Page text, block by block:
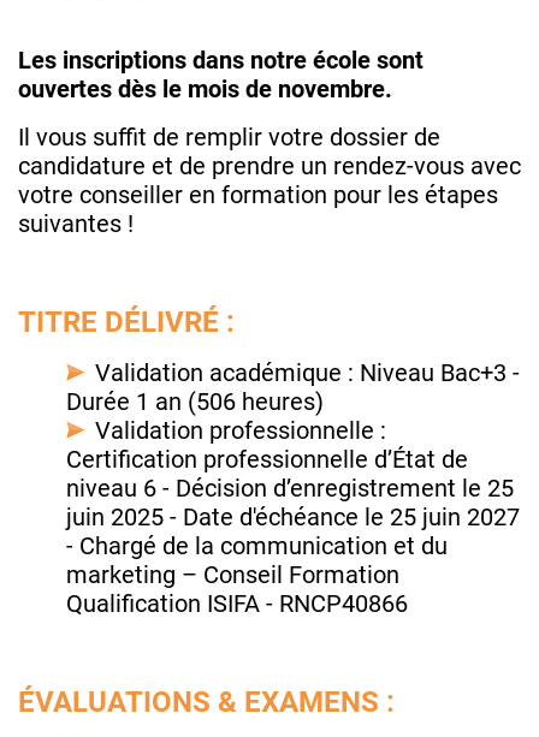
Les inscriptions dans notre école sont
ouvertes dès le mois de novembre.
Il vous suffit de remplir votre dossier de
candidature et de prendre un rendez-vous avec
votre conseiller en formation pour les étapes
suivantes !
TITRE DÉLIVRÉ :
Validation académique : Niveau Bac+3 -
Durée 1 an (506 heures)
Validation professionnelle :
Certification professionnelle d’État de
niveau 6 - Décision d’enregistrement le 25
juin 2025 - Date d'échéance le 25 juin 2027
- Chargé de la communication et du
marketing – Conseil Formation
Qualification ISIFA - RNCP40866
ÉVALUATIONS & EXAMENS :